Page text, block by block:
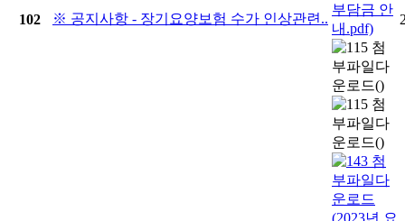
102 ※ 공지사항 - 장기요양보험 수가 인상관련..